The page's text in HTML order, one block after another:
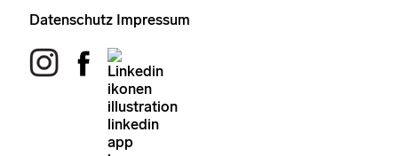
Datenschutz Impressum